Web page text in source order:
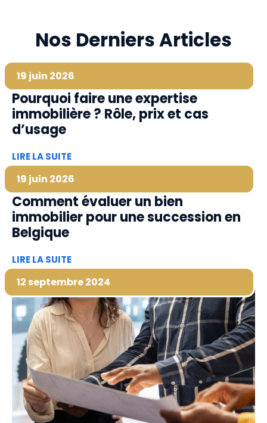
Nos Derniers Articles
19 juin 2026
Pourquoi faire une expertise
immobilière ? Rôle, prix et cas
d’usage
LIRE LA SUITE
19 juin 2026
Comment évaluer un bien
immobilier pour une succession en
Belgique
LIRE LA SUITE
12 septembre 2024